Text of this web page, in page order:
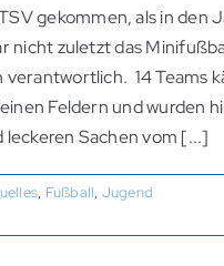
gekommen, als in den
nicht zuletzt das
14 Teams
Feldern und wurden
leckeren Sachen vom [...]
, Fußball, Jugend